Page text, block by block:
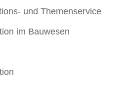
und Themenservice
im Bauwesen